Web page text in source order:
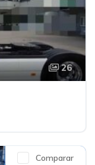
26
Comparar